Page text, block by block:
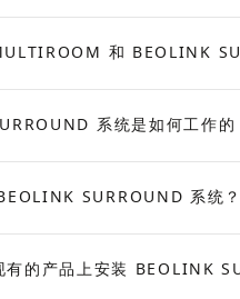
和 BEOLINK
系统是如何工作的
SURROUND 系统？
有的产品上安装 BEOLINK